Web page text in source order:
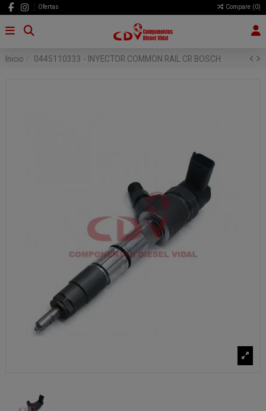
Ofertas Compare (0)
Inicio 0445110333 - INYECTOR COMMON RAIL CR BOSCH